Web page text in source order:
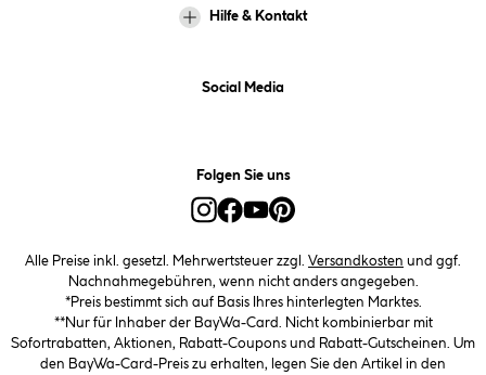
Hilfe & Kontakt
Social Media
Folgen Sie uns
Alle Preise inkl. gesetzl. Mehrwertsteuer zzgl. Versandkosten und ggf.
Nachnahmegebühren, wenn nicht anders angegeben.
*Preis bestimmt sich auf Basis Ihres hinterlegten Marktes.
**Nur für Inhaber der BayWa-Card. Nicht kombinierbar mit
Sofortrabatten, Aktionen, Rabatt-Coupons und Rabatt-Gutscheinen. Um
den BayWa-Card-Preis zu erhalten, legen Sie den Artikel in den